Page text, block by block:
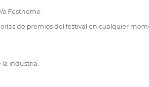
Festhome.
de premios del festival en cualquier
industria.